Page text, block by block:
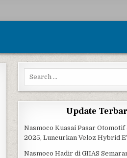
Search for:
Update
Nasmoco Kuasai Pasar
2025, Luncurkan Veloz Hybrid
Nasmoco Hadir di GIIAS